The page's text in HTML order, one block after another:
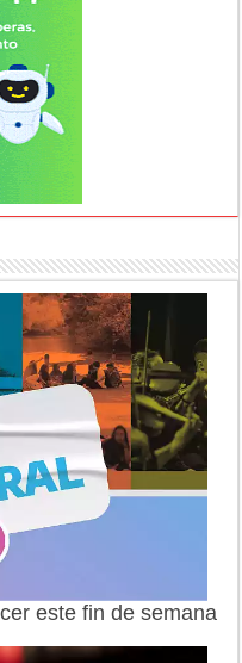
este fin de semana